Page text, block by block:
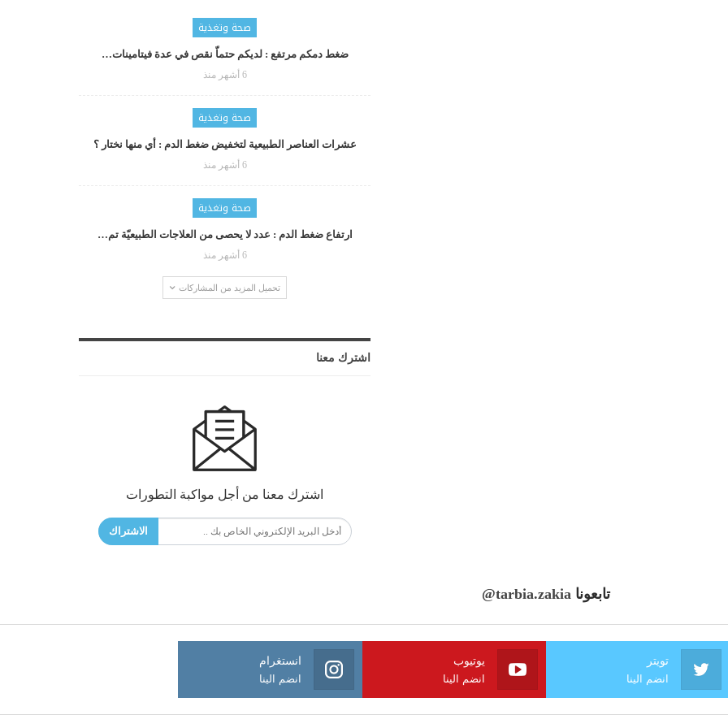
صحة وتغذية
ضغط دمكم مرتفع : لديكم حتماّ نقص في عدة فيتامينات…
6 أشهر منذ
صحة وتغذية
عشرات العناصر الطبيعية لتخفيض ضغط الدم : أي منها نختار ؟
6 أشهر منذ
صحة وتغذية
ارتفاع ضغط الدم : عدد لا يحصى من العلاجات الطبيعيّة تم…
6 أشهر منذ
تحميل المزيد من المشاركات
اشترك معنا
اشترك معنا من أجل مواكبة التطورات
الاشتراك
تابعونا @tarbia.zakia
تويتر
انضم الينا
يوتيوب
انضم الينا
انستغرام
انضم الينا